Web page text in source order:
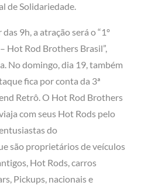
de Solidariedade.
9h, a atração será o “1º
Hot Rod Brothers Brasil”,
No domingo, dia 19, também
fica por conta da 3ª
Retrô.O Hot Rod Brothers
com seus Hot Rods pelo
do
são proprietários de veículos
Hot Rods, carros
Pickups, nacionais e